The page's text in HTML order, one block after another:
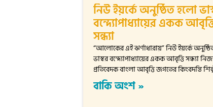
নিউ ইয়র্কে অনুষ্ঠিত হলো
বন্দ্যোপাধ্যায়ের একক
সন্ধ্যা
“আলোকের এই ঝর্ণাধারায়” নিউ ইয়র্কে
ভাস্বর বন্দ্যোপাধ্যায়ের একক আবৃত্তি সন্ধ্যা
প্রতিবেদক বাংলা আবৃত্তি জগতের কিংবদন্তি
বাকি অংশ »